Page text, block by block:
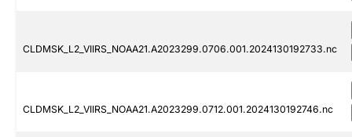
CLDMSK_L2_VIIRS_NOAA21.A2023299.0706.001.2024130192733.nc
CLDMSK_L2_VIIRS_NOAA21.A2023299.0712.001.2024130192746.nc